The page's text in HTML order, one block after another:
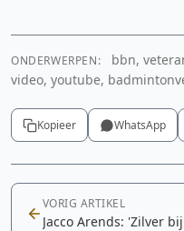
YouTube video
YouTube video
Cookie-instellingen
ONDERWERPEN:
bbn,
video, youtube,
Kopieer WhatsApp
VORIG ARTIKEL
Jacco Arends: 'Zilver